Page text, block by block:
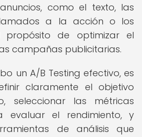
como el texto, las
a la acción o los
propósito de optimizar el
campañas publicitarias.
un A/B Testing efectivo, es
claramente el objetivo
seleccionar las métricas
evaluar el rendimiento, y
de análisis que